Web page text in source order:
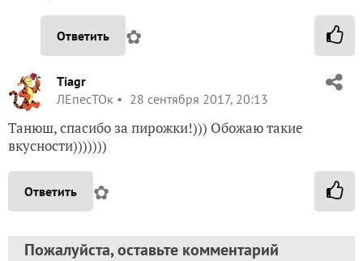
Ответить ✿
Tiagr
ЛЕпесТОк
28 сентября 2017, 20:13
Танюш, спасибо за пирожки!))) Обожаю такие
вкусности)))))))
Ответить ✿
Пожалуйста, оставьте комментарий